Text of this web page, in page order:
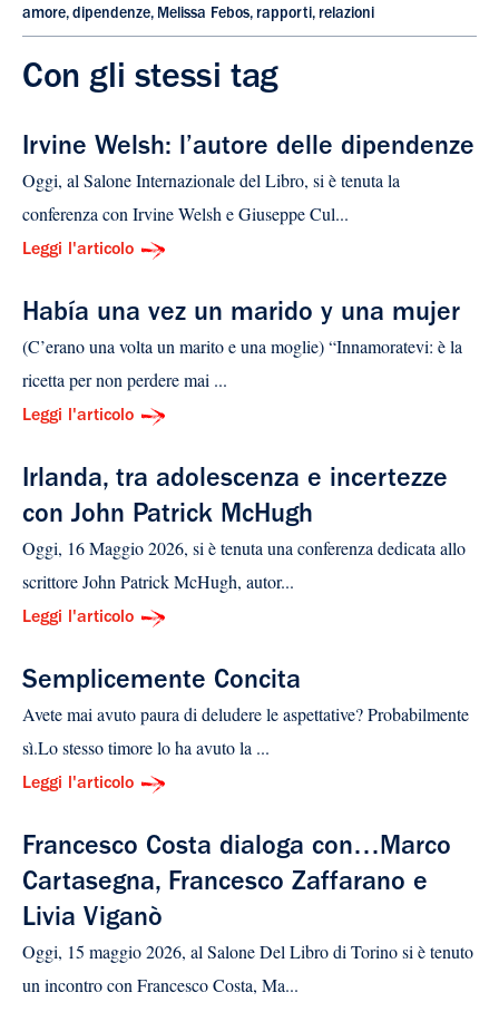
amore, dipendenze, Melissa Febos, rapporti, relazioni
Con gli stessi tag
Irvine Welsh: l’autore delle dipendenze
Oggi, al Salone Internazionale del Libro, si è tenuta la
conferenza con Irvine Welsh e Giuseppe Cul...
Leggi l'articolo
Había una vez un marido y una mujer
(C’erano una volta un marito e una moglie) “Innamoratevi: è la
ricetta per non perdere mai ...
Leggi l'articolo
Irlanda, tra adolescenza e incertezze
con John Patrick McHugh
Oggi, 16 Maggio 2026, si è tenuta una conferenza dedicata allo
scrittore John Patrick McHugh, autor...
Leggi l'articolo
Semplicemente Concita
Avete mai avuto paura di deludere le aspettative? Probabilmente
sì.Lo stesso timore lo ha avuto la ...
Leggi l'articolo
Francesco Costa dialoga con…Marco
Cartasegna, Francesco Zaffarano e
Livia Viganò
Oggi, 15 maggio 2026, al Salone Del Libro di Torino si è tenuto
un incontro con Francesco Costa, Ma...